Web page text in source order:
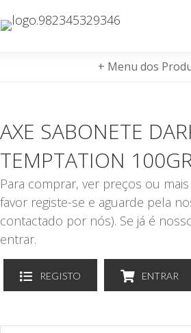
+ Menu dos
AXE SABONETE
TEMPTATION
Para comprar, ver preços ou
favor registe-se e aguarde pela
contactado por nós). Se já é
entrar.
REGISTO ENTRAR